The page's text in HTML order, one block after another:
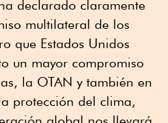
declarado claramente
multilateral de los
que Estados Unidos
un mayor compromiso
la OTAN y también en
protección del clima,